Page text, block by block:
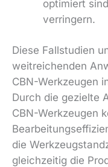
optimiert
verringern.
Diese Fallstudien
weitreichenden
CBN-Werkzeugen
Durch die gezielte
CBN-Werkzeugen
die
gleichzeitig die